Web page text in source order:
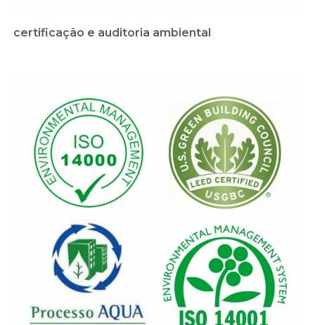
certificação e auditoria ambiental